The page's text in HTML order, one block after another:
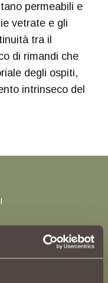
permeabili e
vetrate e gli
tra il
di rimandi che
degli ospiti,
intrinseco del